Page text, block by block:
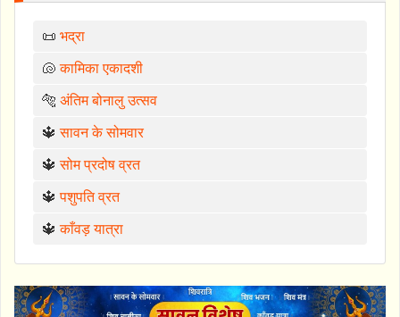
📜 भद्रा
🐚कामिका एकादशी
🐅 अंतिम बोनालु उत्सव
🔱सावन के सोमवार
🔱सोम प्रदोष व्रत
🔱पशुपति व्रत
🔱काँवड़ यात्रा